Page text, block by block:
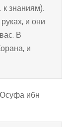
к знаниям).
и они
В
и
ибн